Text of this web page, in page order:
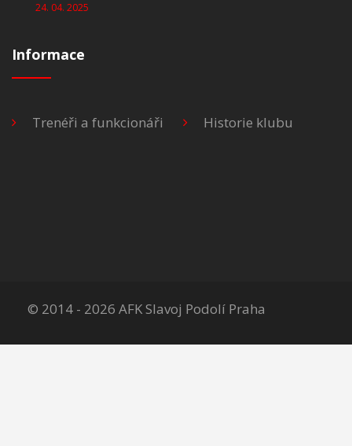
24. 04. 2025
Informace
Trenéři a funkcionáři Historie klubu
© 2014 - 2026 AFK Slavoj Podolí Praha